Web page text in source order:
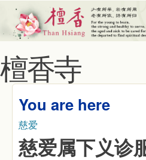
檀香寺
You are here
慈爱
慈爱属下义诊